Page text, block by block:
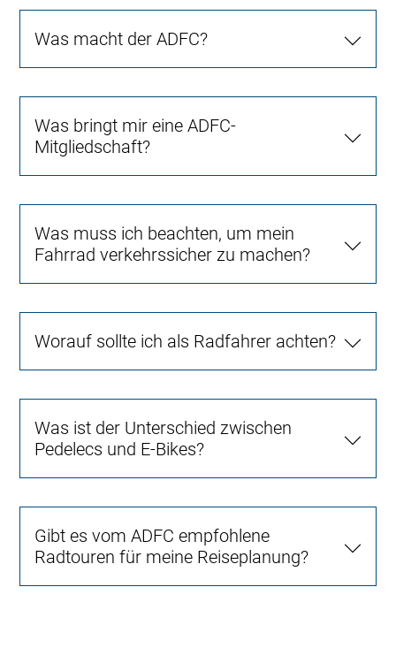
Was macht der ADFC?
Was bringt mir eine ADFC-
Mitgliedschaft?
Was muss ich beachten, um mein
Fahrrad verkehrssicher zu machen?
Worauf sollte ich als Radfahrer achten?
Was ist der Unterschied zwischen
Pedelecs und E-Bikes?
Gibt es vom ADFC empfohlene
Radtouren für meine Reiseplanung?